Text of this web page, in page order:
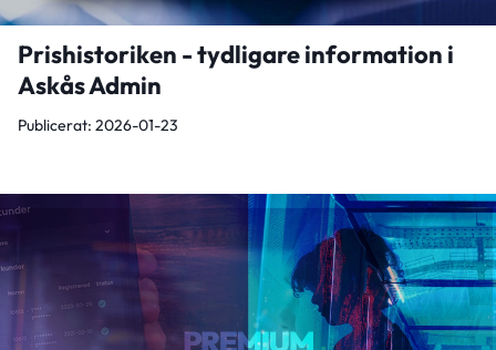
Prishistoriken - tydligare information i
Askås Admin
Publicerat: 2026-01-23